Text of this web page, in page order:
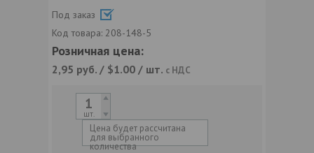
Под заказ
Код товара: 208-148-5
Розничная цена:
2,95 руб. / $1.00 / шт. с НДС
шт.
Цена будет рассчитана
для выбранного
количества